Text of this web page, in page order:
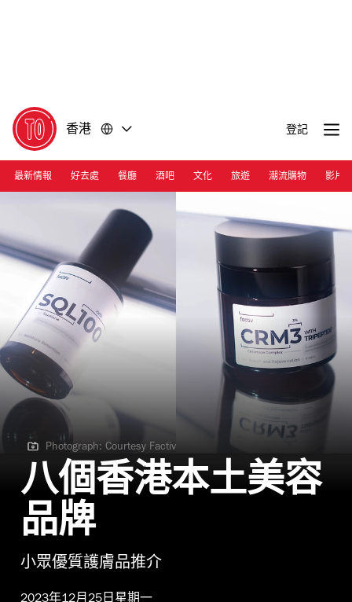
香港 登記
最新情報 好去處 餐廳 酒吧 文化 旅遊 潮流購物 影片
Photograph: Courtesy Factiv
Photograph: Courtesy Factiv
八個香港本土美容
品牌
小眾優質護膚品推介
2023年12月25日星期一